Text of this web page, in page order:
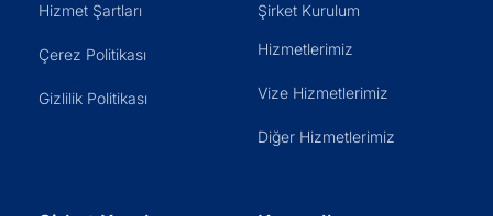
Hizmet Şartları
Çerez Politikası
Gizlilik Politikası
Şirket Kurulum
Hizmetlerimiz
Vize Hizmetlerimiz
Diğer Hizmetlerimiz